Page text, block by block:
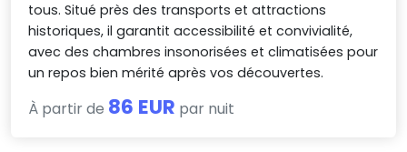
tous. Situé près des transports et attractions
historiques, il garantit accessibilité et convivialité,
avec des chambres insonorisées et climatisées pour
un repos bien mérité après vos découvertes.
À partir de 86 EUR par nuit